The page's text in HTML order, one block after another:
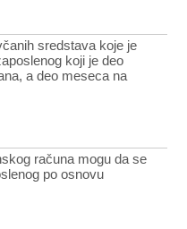
sredstava koje je
koji je deo
a deo meseca na
računa mogu da se
po osnovu